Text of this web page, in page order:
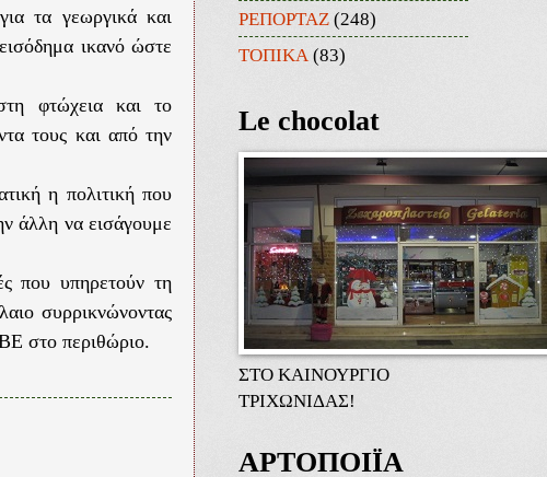
τα γεωργικά και
ικανό ώστε
φτώχεια και το
τους και από την
η πολιτική που
άλλη να εισάγουμε
που υπηρετούν τη
συρρικνώνοντας
στο περιθώριο.
ΡΕΠΟΡΤΑΖ (248)
ΤΟΠΙΚΑ (83)
Le chocolat
ΣΤΟ ΚΑΙΝΟΥΡΓΙΟ
ΤΡΙΧΩΝΙΔΑΣ!
ΑΡΤΟΠΟΙΪΑ